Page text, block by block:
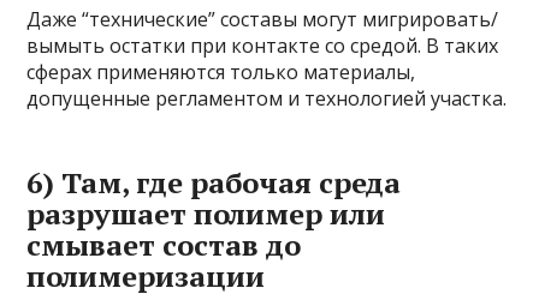
Даже “технические” составы могут мигрировать/
вымыть остатки при контакте со средой. В таких
сферах применяются только материалы,
допущенные регламентом и технологией участка.
6) Там, где рабочая среда
разрушает полимер или
смывает состав до
полимеризации